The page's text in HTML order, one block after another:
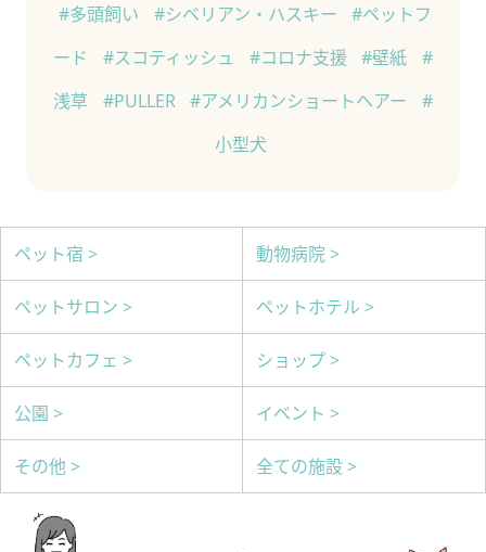
#多頭飼い #シベリアン・ハスキー
#ペットフ
ード
#スコティッシュ #コロナ支援 #壁紙
#
浅草
#PULLER #アメリカンショートヘアー
#
小型犬
ペット宿 > 動物病院 >
ペットサロン > ペットホテル >
ペットカフェ > ショップ >
公園 > イベント >
その他 > 全ての施設 >